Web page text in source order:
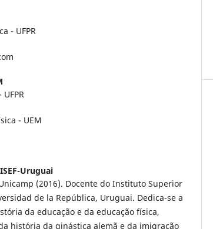
- UFPR
- UEM
ISEF-Uruguai
(2016). Docente do Instituto Superior
de la República, Uruguai. Dedica-se a
da educação e da educação física,
história da ginástica alemã e da imigração